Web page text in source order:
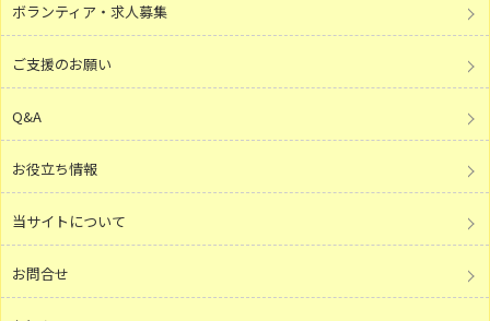
ボランティア・求人募集
ご支援のお願い
Q&A
お役立ち情報
当サイトについて
お問合せ